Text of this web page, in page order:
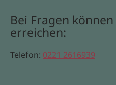
Bei Fragen
erreichen:
Telefon: 0221 2616939